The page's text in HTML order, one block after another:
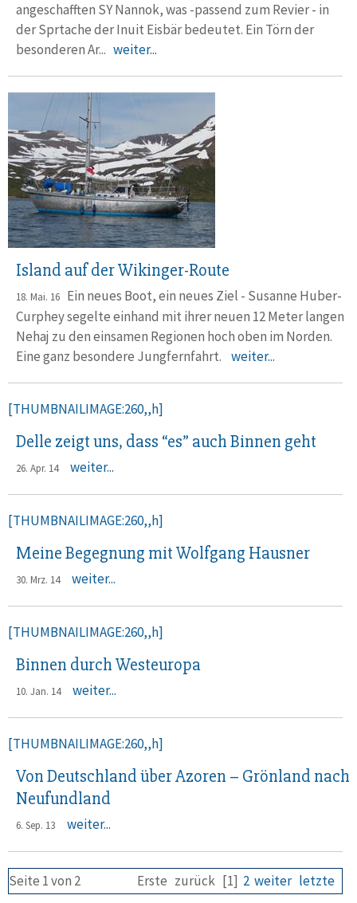
angeschafften SY Nannok, was -passend zum Revier - in
der Sprtache der Inuit Eisbär bedeutet. Ein Törn der
besonderen Ar... weiter...
Island auf der Wikinger-Route
18. Mai. 16 Ein neues Boot, ein neues Ziel - Susanne Huber-
Curphey segelte einhand mit ihrer neuen 12 Meter langen
Nehaj zu den einsamen Regionen hoch oben im Norden.
Eine ganz besondere Jungfernfahrt. weiter...
[THUMBNAILIMAGE:260,,h]
Delle zeigt uns, dass “es” auch Binnen geht
26. Apr. 14 weiter...
[THUMBNAILIMAGE:260,,h]
Meine Begegnung mit Wolfgang Hausner
30. Mrz. 14 weiter...
[THUMBNAILIMAGE:260,,h]
Binnen durch Westeuropa
10. Jan. 14 weiter...
[THUMBNAILIMAGE:260,,h]
Von Deutschland über Azoren – Grönland nach
Neufundland
6. Sep. 13 weiter...
Seite 1 von 2 Erste zurück [1] 2 weiter letzte